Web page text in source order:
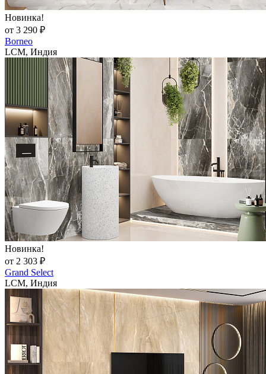
Новинка!
от 3 290 ₽
Borneo
LCM, Индия
Новинка!
от 2 303 ₽
Grand Select
LCM, Индия